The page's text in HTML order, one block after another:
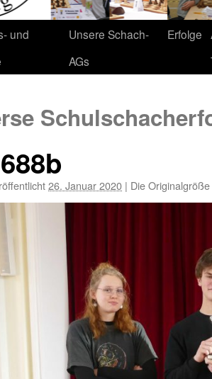
und
Unsere Schach-
AGs
Erfolge
26. Januar 2020 | Die